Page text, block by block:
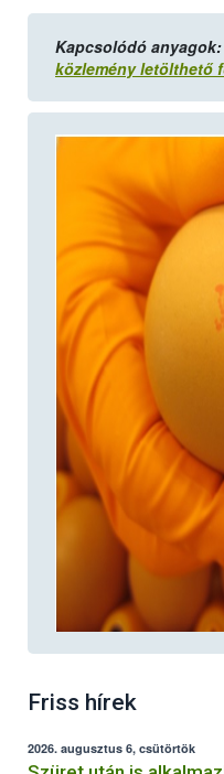
Kapcsolódó anyagok:
közlemény letölthető
Friss hírek
2026. augusztus 6, csütörtök